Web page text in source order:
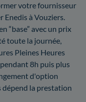
votre fournisseur
Enedis à Vouziers.
“base” avec un prix
toute la journée,
Pleines Heures
8h puis plus
d'option
la prestation